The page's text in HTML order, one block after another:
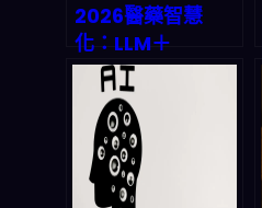
2026醫藥智慧
化：LLM＋
Agentic工作流，
靶點到臨床試驗要
怎麼真的加速？